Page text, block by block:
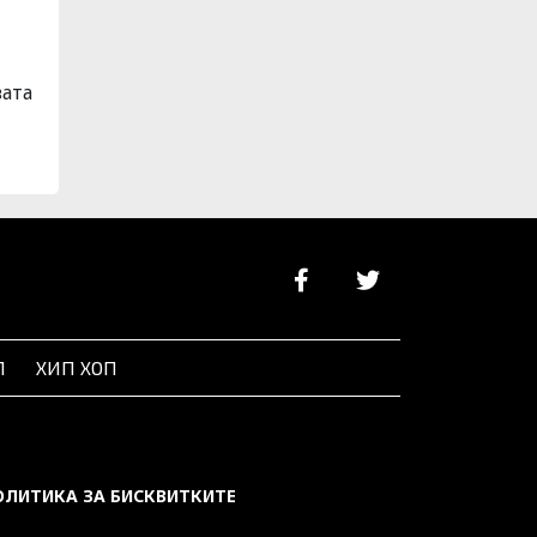
ХИП ХОП
ЗА БИСКВИТКИТЕ